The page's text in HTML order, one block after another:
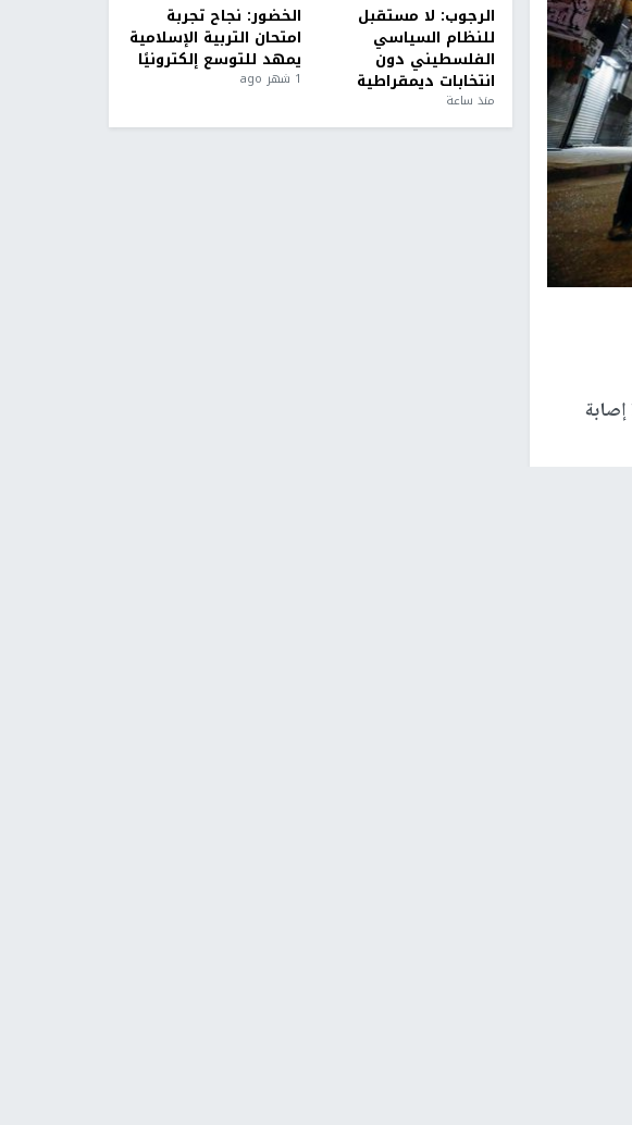
كشفت وزارة الصحة والسكان المصرية عن تسجيل 79 حالة وفاة، و1324 إصابة
الرجوب: لا مستقبل
للنظام السياسي
الفلسطيني دون
انتخابات ديمقراطية
منذ ساعة
الخضور: نجاح تجربة
امتحان التربية الإسلامية
يمهد للتوسع إلكترونيًا
1 شهر ago